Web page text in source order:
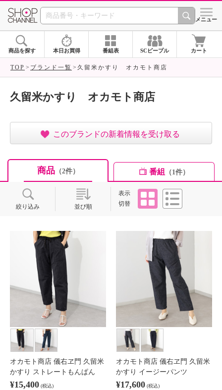
SHOP CHANNEL ショッ
メニュー
商品を探す 本日お買得 番組表 SCピープル カート
TOP ブランド一覧 久留米かすり オカモト商店
久留米かすり オカモト商店
このブランドの新着情報を受け取る
商品（2件） 番組 （1件）
絞り込み 並び順
表示
切替
タイル
オカモト商店 儀右ヱ門 久留米
かすり ストレートもんぱん
¥15,400 (税込)
オカモト商店 儀右ヱ門 久留米
かすり イージーパンツ
¥17,600 (税込)